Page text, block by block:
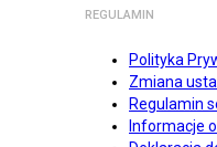
REGULAMIN
Polityka
Zmiana
Regulamin
Informacje